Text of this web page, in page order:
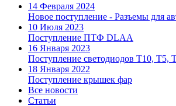
14 Февраля 2024
Новое поступление - Разъемы для
10 Июля 2023
Поступление ПТФ DLAA
16 Января 2023
Поступление светодиодов T10, T5,
18 Января 2022
Поступление крышек фар
Все новости
Статьи